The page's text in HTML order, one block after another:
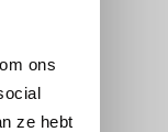
ons
ze hebt